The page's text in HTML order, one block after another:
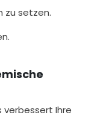
zu setzen.
verbessert Ihre